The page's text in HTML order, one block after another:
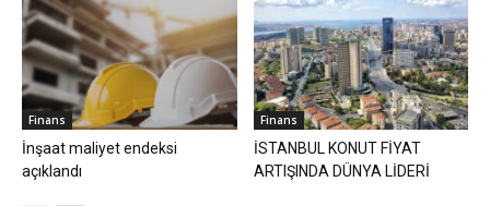
Finans
İnşaat maliyet endeksi
açıklandı
Finans
İSTANBUL KONUT FİYAT
ARTIŞINDA DÜNYA LİDERİ